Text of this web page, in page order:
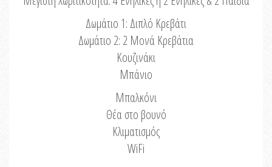
Δωμάτιο 1: Διπλό Κρεβάτι
Δωμάτιο 2: 2 Μονά Κρεβάτια
Κουζινάκι
Μπάνιο
Μπαλκόνι
Θέα στο βουνό
Κλιματισμός
WiFi